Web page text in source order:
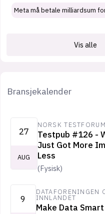
Meta må betale milliardsum
Vis alle
Bransjekalender
27
AUG
NORSK TESTFORUM
Testpub #126 -
Just Got More
Less
(Fysisk)
9
DATAFORENINGEN
INNLANDET
Make Data